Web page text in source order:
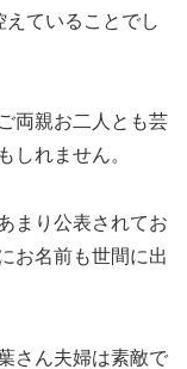
ていることでし
両親お二人とも芸
しれません。
まり公表されてお
お名前も世間に出
さん夫婦は素敵で